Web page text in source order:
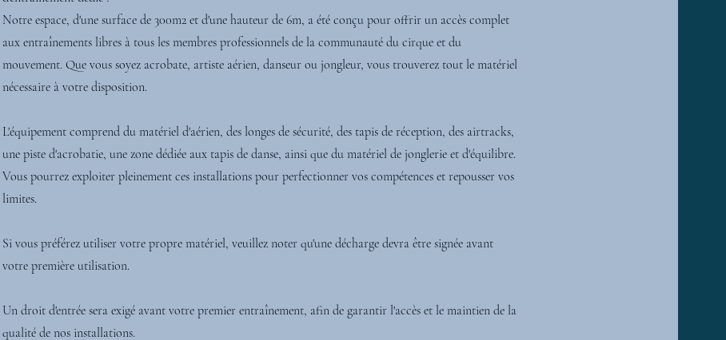
Notre espace, d'une surface de 300m2 et d'une hauteur de 6m, a été conçu pour offrir un accès complet
aux entraînements libres à tous les membres professionnels de la communauté du cirque et du
mouvement. Que vous soyez acrobate, artiste aérien, danseur ou jongleur, vous trouverez tout le matériel
nécessaire à votre disposition.
L'équipement comprend du matériel d'aérien, des longes de sécurité, des tapis de réception, des airtracks,
une piste d'acrobatie, une zone dédiée aux tapis de danse, ainsi que du matériel de jonglerie et d'équilibre.
Vous pourrez exploiter pleinement ces installations pour perfectionner vos compétences et repousser vos
limites.
Si vous préférez utiliser votre propre matériel, veuillez noter qu'une décharge devra être signée avant
votre première utilisation.
Un droit d'entrée sera exigé avant votre premier entraînement, afin de garantir l'accès et le maintien de la
qualité de nos installations.